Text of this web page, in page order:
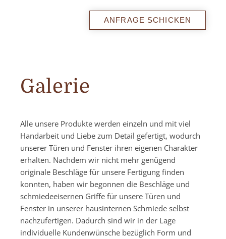
Galerie
Alle unsere Produkte werden einzeln und mit viel
Handarbeit und Liebe zum Detail gefertigt, wodurch
unserer Türen und Fenster ihren eigenen Charakter
erhalten. Nachdem wir nicht mehr genügend
originale Beschläge für unsere Fertigung finden
konnten, haben wir begonnen die Beschläge und
schmiedeeisernen Griffe für unsere Türen und
Fenster in unserer hausinternen Schmiede selbst
nachzufertigen. Dadurch sind wir in der Lage
individuelle Kundenwünsche bezüglich Form und